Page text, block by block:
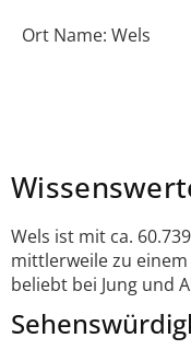
Ort Name: Wels
Wels ist mit ca.
mittlerweile zu
beliebt bei Jung und